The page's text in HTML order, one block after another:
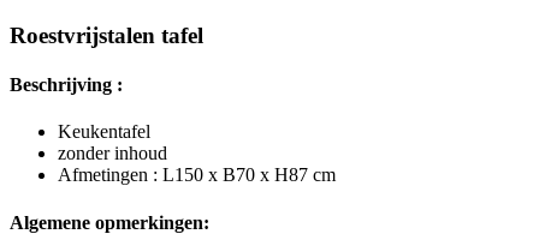
Roestvrijstalen tafel
Beschrijving :
Keukentafel
zonder inhoud
Afmetingen : L150 x B70 x H87 cm
Algemene opmerkingen: